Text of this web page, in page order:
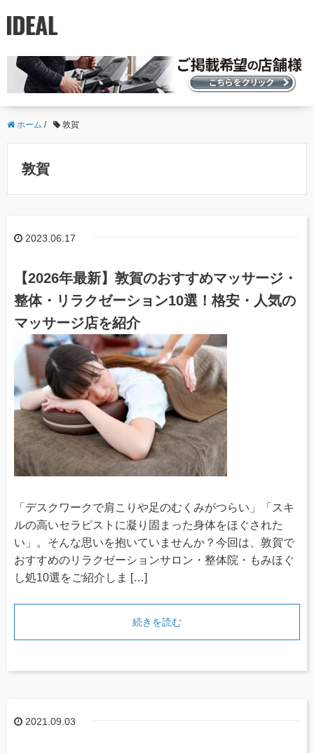
ホーム / 敦賀
敦賀
2023.06.17
【2026年最新】敦賀のおすすめマッサージ・
整体・リラクゼーション10選！格安・人気の
マッサージ店を紹介
「デスクワークで肩こりや足のむくみがつらい」「スキ
ルの高いセラピストに凝り固まった身体をほぐされた
い」。そんな思いを抱いていませんか？今回は、敦賀で
おすすめのリラクゼーションサロン・整体院・もみほぐ
し処10選をご紹介しま […]
続きを読む
2021.09.03